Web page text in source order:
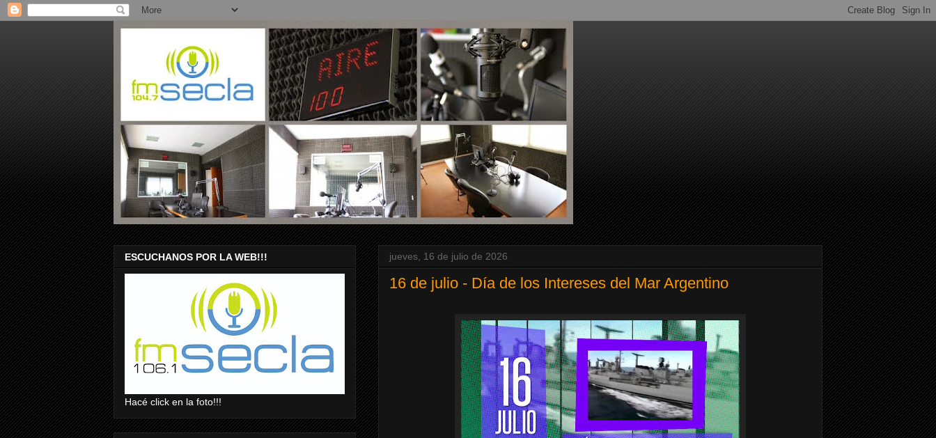
jueves, 16 de julio de 2026
16 de julio - Día de los Intereses del Mar Argentino
ESCUCHANOS POR LA WEB!!!
Hacé click en la foto!!!